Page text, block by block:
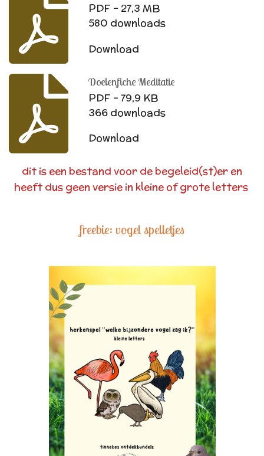
PDF – 27,3 MB
580 downloads
Download
Doelenfiche Meditatie
PDF – 79,9 KB
366 downloads
Download
dit is een bestand voor de begeleid(st)er en
heeft dus geen versie in kleine of grote letters
freebie: vogel spelletjes